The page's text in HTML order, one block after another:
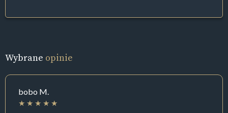
Wybrane opinie
bobo M.